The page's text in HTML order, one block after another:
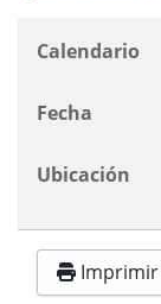
Calendario
Fecha
Ubicación
Imprimir